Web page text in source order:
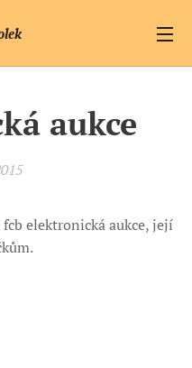
aukce
elektronická aukce, její